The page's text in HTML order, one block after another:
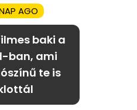
AGO
baki a
ban, ami
te is